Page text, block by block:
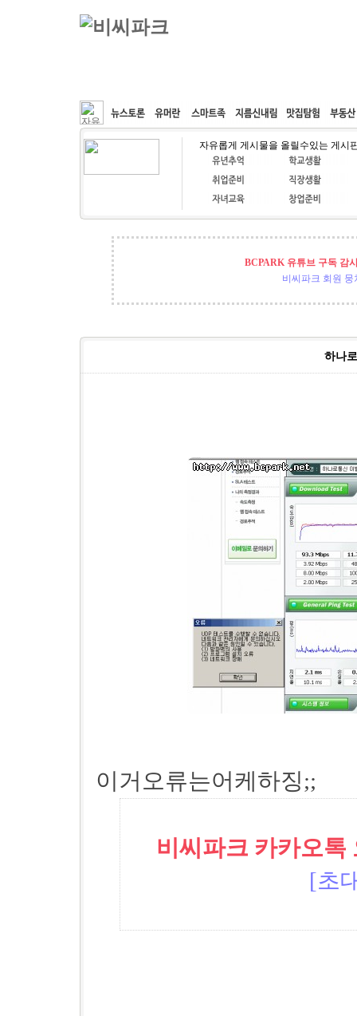
커뮤니티 속도패치 웹호스팅 공동구매
자유롭게 게시물을 올릴수있는 게시
BCPARK 유튜브 구독 감
비씨파크 회원 뭉
하나
이거오류는어케하징;;
비씨파크 카카오톡
[초